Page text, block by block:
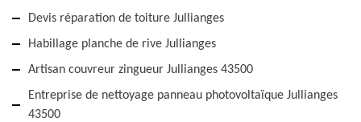
Devis réparation de toiture Jullianges
Habillage planche de rive Jullianges
Artisan couvreur zingueur Jullianges 43500
Entreprise de nettoyage panneau photovoltaïque Jullianges
43500